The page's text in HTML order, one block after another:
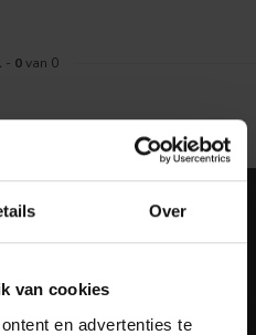
Over
van cookies
en advertenties te
- 0van 0
nieuwbrief met